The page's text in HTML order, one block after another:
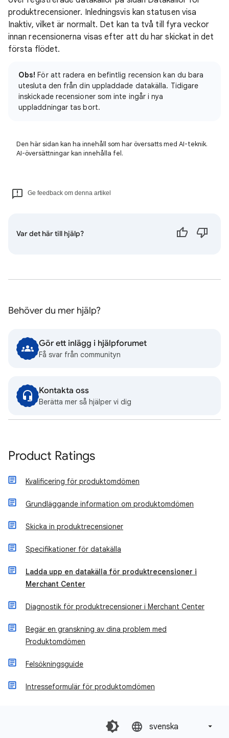
produktrecensioner. Inledningsvis kan statusen visa
Inaktiv, vilket är normalt. Det kan ta två till fyra veckor
innan recensionerna visas efter att du har skickat in det
första flödet.
Obs! För att radera en befintlig recension kan du bara
utesluta den från din uppladdade datakälla. Tidigare
inskickade recensioner som inte ingår i nya
uppladdningar tas bort.
Den här sidan kan ha innehåll som har översatts med AI-teknik.
AI-översättningar kan innehålla fel.
Ge feedback om denna artikel
Var det här till hjälp?
Behöver du mer hjälp?
Gör ett inlägg i hjälpforumet
Få svar från communityn
Kontakta oss
Berätta mer så hjälper vi dig
Product Ratings
Kvalificering för produktomdömen
Grundläggande information om produktomdömen
Skicka in produktrecensioner
Specifikationer för datakälla
Ladda upp en datakälla för produktrecensioner i
Merchant Center
Diagnostik för produktrecensioner i Merchant Center
Begär en granskning av dina problem med
Produktomdömen
Felsökningsguide
Intresseformulär för produktomdömen
svenska‎